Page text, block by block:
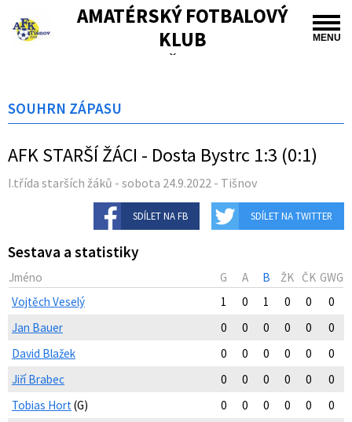
MENU
AMATÉRSKÝ FOTBALOVÝ
KLUB
TIŠNOV
SOUHRN ZÁPASU
AFK STARŠÍ ŽÁCI - Dosta Bystrc 1:3 (0:1)
I.třída starších žáků - sobota 24.9.2022 - Tišnov
SDÍLET NA FB SDÍLET NA TWITTER
Sestava a statistiky
Jméno G A B ŽK ČK GWG
Vojtěch Veselý
1 0 1 0 0
0
Jan Bauer
0 0 0 0 0
0
David Blažek
0 0 0 0 0
0
Jiří Brabec
0 0 0 0 0
0
Tobias Hort(G) 0 0 0 0 0
0